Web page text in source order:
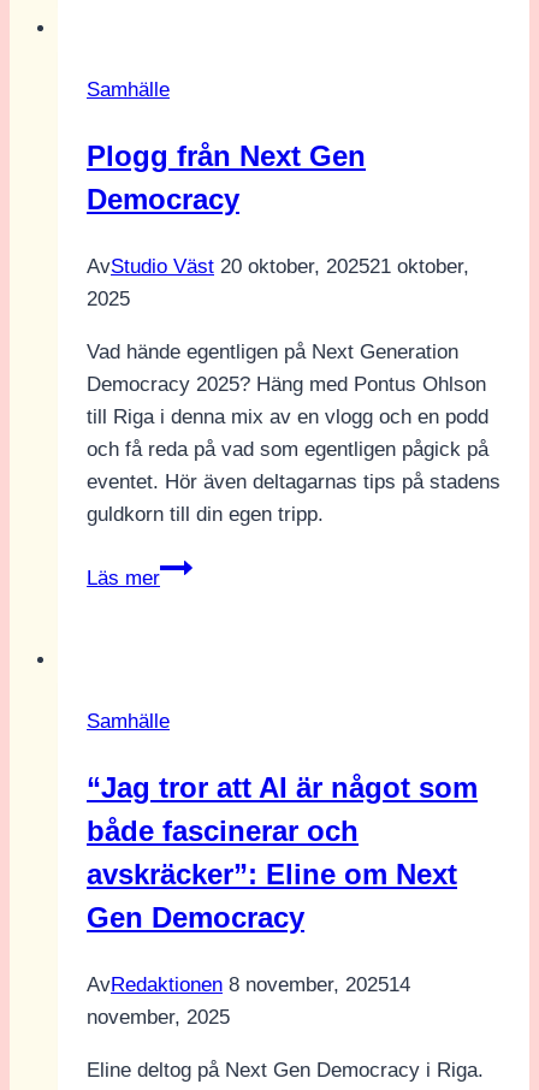
ska
unga
första
i
Samhälle
Plogg från Next Gen
Democracy
AvStudio Väst 20 oktober, 202521 oktober,
2025
Vad hände egentligen på Next Generation
Democracy 2025? Häng med Pontus Ohlson
till Riga i denna mix av en vlogg och en podd
och få reda på vad som egentligen pågick på
eventet. Hör även deltagarnas tips på stadens
guldkorn till din egen tripp.
Läs mer
Plogg från
Samhälle
“Jag tror att AI är något som
både fascinerar och
avskräcker”: Eline om Next
Gen Democracy
AvRedaktionen 8 november, 202514
november, 2025
Eline deltog på Next Gen Democracy i Riga.